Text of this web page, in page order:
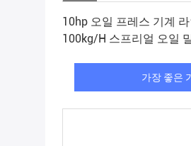
10hp 오일 프레스 기계
100kg/H 스프리얼 오일
가장 좋은